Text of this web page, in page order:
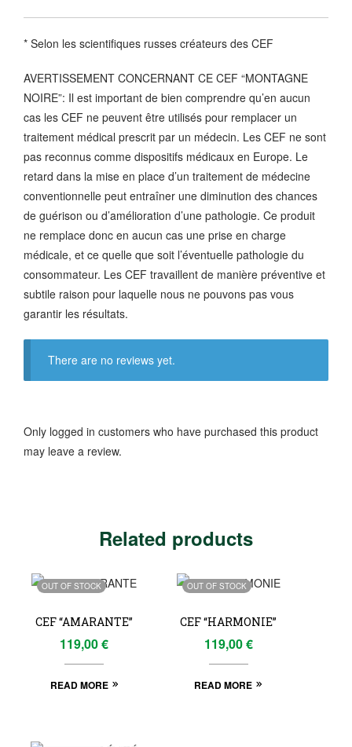
* Selon les scientifiques russes créateurs des CEF
AVERTISSEMENT CONCERNANT CE CEF “MONTAGNE
NOIRE”: Il est important de bien comprendre qu’en aucun
cas les CEF ne peuvent être utilisés pour remplacer un
traitement médical prescrit par un médecin. Les CEF ne sont
pas reconnus comme dispositifs médicaux en Europe. Le
retard dans la mise en place d’un traitement de médecine
conventionnelle peut entraîner une diminution des chances
de guérison ou d’amélioration d’une pathologie. Ce produit
ne remplace donc en aucun cas une prise en charge
médicale, et ce quelle que soit l’éventuelle pathologie du
consommateur. Les CEF travaillent de manière préventive et
subtile raison pour laquelle nous ne pouvons pas vous
garantir les résultats.
There are no reviews yet.
Only logged in customers who have purchased this product
may leave a review.
Related products
OUT OF STOCK
CEF “AMARANTE”
119,00€
READ MORE
OUT OF STOCK
CEF “HARMONIE”
119,00€
READ MORE